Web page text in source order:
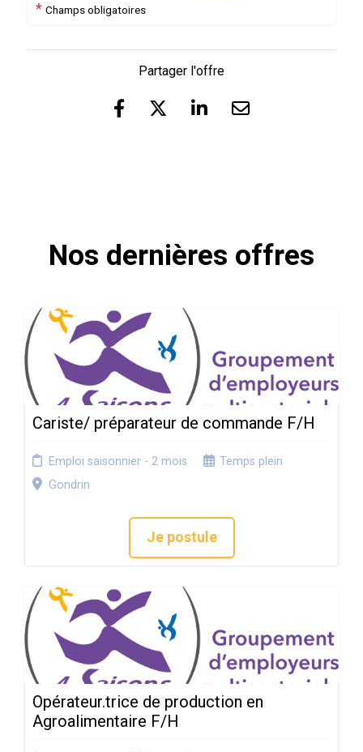
* Champs obligatoires
Partager l'offre
Nos dernières offres
Cariste/ préparateur de commande F/H
Emploi saisonnier - 2 mois
Temps plein
Gondrin
Je postule
Opérateur.trice de production en
Agroalimentaire F/H